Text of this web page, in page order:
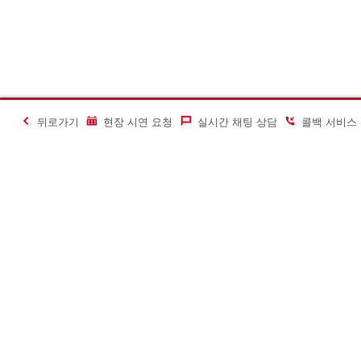
뒤로가기 현장 시연 요청 실시간 채팅 상담 콜백 서비스